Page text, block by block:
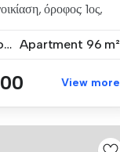
όροφος: 1ος,
2 Bedrooms Apartment 96 m²
View more